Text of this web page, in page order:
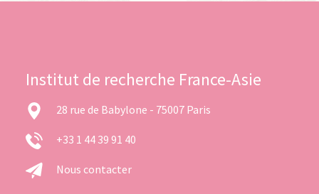
Institut de recherche France-Asie
28 rue de Babylone - 75007 Paris
+33 1 44 39 91 40
Nous contacter